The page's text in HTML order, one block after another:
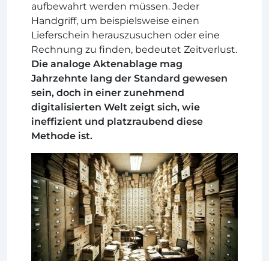
aufbewahrt werden müssen. Jeder
Handgriff, um beispielsweise einen
Lieferschein herauszusuchen oder eine
Rechnung zu finden, bedeutet Zeitverlust.
Die analoge Aktenablage mag
Jahrzehnte lang der Standard gewesen
sein, doch in einer zunehmend
digitalisierten Welt zeigt sich, wie
ineffizient und platzraubend diese
Methode ist.